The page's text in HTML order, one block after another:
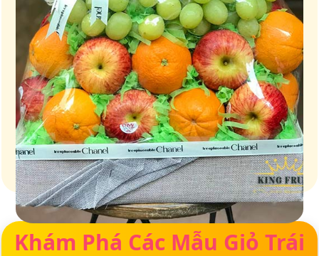
Giỏ quà – Tinh hoa từ trái cây tươi ngon
Khám Phá Các Mẫu Giỏ Trái